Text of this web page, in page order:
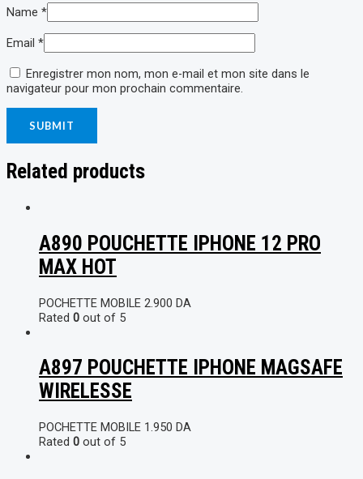
Name *
Email *
Enregistrer mon nom, mon e-mail et mon site dans le
navigateur pour mon prochain commentaire.
Related products
A890 POUCHETTE IPHONE 12 PRO
MAX HOT
POCHETTE MOBILE 2.900 DA
Rated 0 out of 5
A897 POUCHETTE IPHONE MAGSAFE
WIRELESSE
POCHETTE MOBILE 1.950 DA
Rated 0 out of 5